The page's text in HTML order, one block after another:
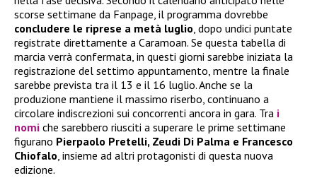
scorse settimane da Fanpage, il programma dovrebbe
concludere le riprese a metà luglio, dopo undici puntate
registrate direttamente a Caramoan. Se questa tabella di
marcia verrà confermata, in questi giorni sarebbe iniziata la
registrazione del settimo appuntamento, mentre la finale
sarebbe prevista tra il 13 e il 16 luglio. Anche se la
produzione mantiene il massimo riserbo, continuano a
circolare indiscrezioni sui concorrenti ancora in gara. Tra i
nomi che sarebbero riusciti a superare le prime settimane
figurano Pierpaolo Pretelli, Zeudi Di Palma e Francesco
Chiofalo, insieme ad altri protagonisti di questa nuova
edizione.